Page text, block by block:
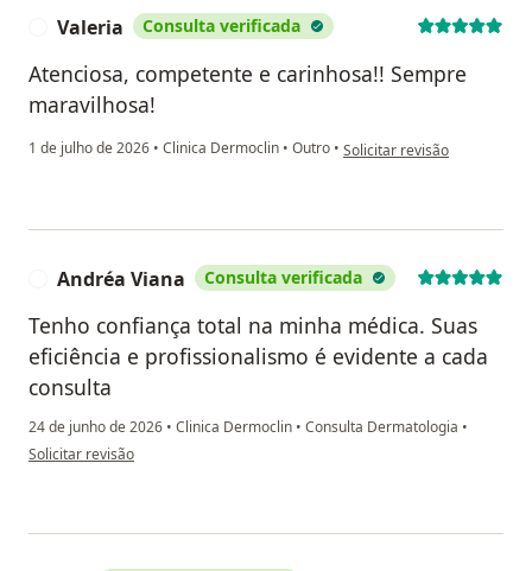
Valeria Consulta verificada
Atenciosa, competente e carinhosa!! Sempre
maravilhosa!
1 de julho de 2026 • Clinica Dermoclin • Outro • na opinião do utilizador
Solicitar revisão
Andréa Viana Consulta verificada
Tenho confiança total na minha médica. Suas
eficiência e profissionalismo é evidente a cada
consulta
24 de junho de 2026 • Clinica Dermoclin • Consulta Dermatologia •
na opinião do utilizador Andréa Viana
Solicitar revisão